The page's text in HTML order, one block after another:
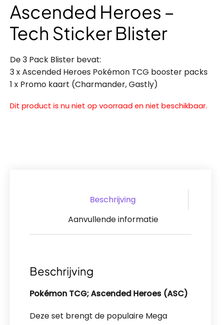
Ascended Heroes –
Tech Sticker Blister
De 3 Pack Blister bevat:
3 x Ascended Heroes Pokémon TCG booster packs
1 x Promo kaart (Charmander, Gastly)
Dit product is nu niet op voorraad en niet beschikbaar.
Beschrijving
Aanvullende informatie
Beschrijving
Pokémon TCG; Ascended Heroes (ASC)
Deze set brengt de populaire Mega